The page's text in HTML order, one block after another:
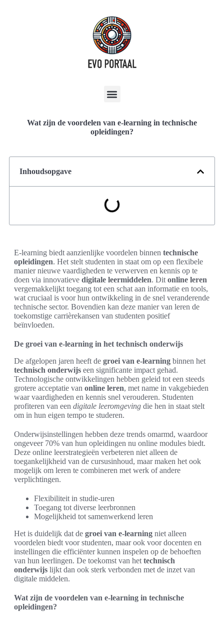
Wat zijn de voordelen van e-learning in technische
opleidingen?
Inhoudsopgave
E-learning biedt aanzienlijke voordelen binnen technische
opleidingen. Het stelt studenten in staat om op een flexibele
manier nieuwe vaardigheden te verwerven en kennis op te
doen via innovatieve digitale leermiddelen. Dit online leren
vergemakkelijkt toegang tot een schat aan informatie en tools,
wat cruciaal is voor hun ontwikkeling in de snel veranderende
technische sector. Bovendien kan deze manier van leren de
toekomstige carrièrekansen van studenten positief
beïnvloeden.
De groei van e-learning in het technisch onderwijs
De afgelopen jaren heeft de groei van e-learning binnen het
technisch onderwijs een significante impact gehad.
Technologische ontwikkelingen hebben geleid tot een steeds
grotere acceptatie van online leren, met name in vakgebieden
waar vaardigheden en kennis snel verouderen. Studenten
profiteren van een digitale leeromgeving die hen in staat stelt
om in hun eigen tempo te studeren.
Onderwijsinstellingen hebben deze trends omarmd, waardoor
ongeveer 70% van hun opleidingen nu online modules biedt.
Deze online leerstrategieën verbeteren niet alleen de
toegankelijkheid van de cursusinhoud, maar maken het ook
mogelijk om leren te combineren met werk of andere
verplichtingen.
Flexibiliteit in studie-uren
Toegang tot diverse leerbronnen
Mogelijkheid tot samenwerkend leren
Het is duidelijk dat de groei van e-learning niet alleen
voordelen biedt voor studenten, maar ook voor docenten en
instellingen die efficiënter kunnen inspelen op de behoeften
van hun leerlingen. De toekomst van het technisch
onderwijs lijkt dan ook sterk verbonden met de inzet van
digitale middelen.
Wat zijn de voordelen van e-learning in technische
opleidingen?